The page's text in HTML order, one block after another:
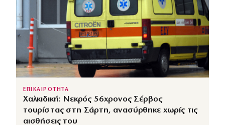
ΕΠΙΚΑΙΡΟΤΗΤΑ
Χαλκιδική: Νεκρός 56χρονος Σέρβος
τουρίστας στη Σάρτη, ανασύρθηκε χωρίς τις
αισθήσεις του